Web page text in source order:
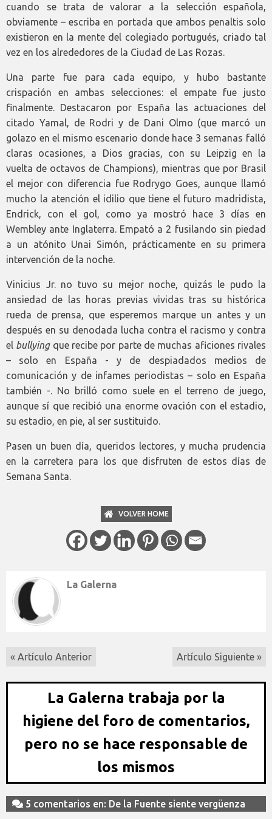
cuando se trata de valorar a la selección española,
obviamente – escriba en portada que ambos penaltis solo
existieron en la mente del colegiado portugués, criado tal
vez en los alrededores de la Ciudad de Las Rozas.
Una parte fue para cada equipo, y hubo bastante
crispación en ambas selecciones: el empate fue justo
finalmente. Destacaron por España las actuaciones del
citado Yamal, de Rodri y de Dani Olmo (que marcó un
golazo en el mismo escenario donde hace 3 semanas falló
claras ocasiones, a Dios gracias, con su Leipzig en la
vuelta de octavos de Champions), mientras que por Brasil
el mejor con diferencia fue Rodrygo Goes, aunque llamó
mucho la atención el idilio que tiene el futuro madridista,
Endrick, con el gol, como ya mostró hace 3 días en
Wembley ante Inglaterra. Empató a 2 fusilando sin piedad
a un atónito Unai Simón, prácticamente en su primera
intervención de la noche.
Vinicius Jr. no tuvo su mejor noche, quizás le pudo la
ansiedad de las horas previas vividas tras su histórica
rueda de prensa, que esperemos marque un antes y un
después en su denodada lucha contra el racismo y contra
el bullyingque recibe por parte de muchas aficiones rivales
– solo en España - y de despiadados medios de
comunicación y de infames periodistas – solo en España
también -. No brilló como suele en el terreno de juego,
aunque sí que recibió una enorme ovación con el estadio,
su estadio, en pie, al ser sustituido.
Pasen un buen día, queridos lectores, y mucha prudencia
en la carretera para los que disfruten de estos días de
Semana Santa.
VOLVER HOME
La Galerna
« Artículo Anterior Artículo Siguiente »
La Galerna trabaja por la
higiene del foro de comentarios,
pero no se hace responsable de
los mismos
5 comentarios en: De la Fuente siente vergüenza